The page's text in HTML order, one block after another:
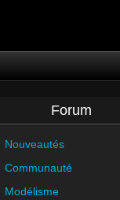
Forum
Nouveautés
Communauté
Modélisme